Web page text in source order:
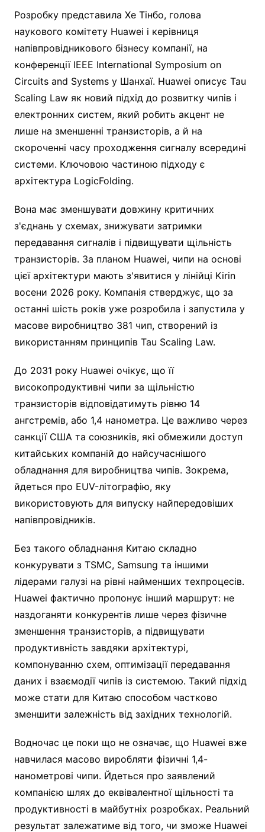
Розробку представила Хе Тінбо, голова
наукового комітету Huawei і керівниця
напівпровідникового бізнесу компанії, на
конференції IEEE International Symposium on
Circuits and Systems у Шанхаї. Huawei описує Tau
Scaling Law як новий підхід до розвитку чипів і
електронних систем, який робить акцент не
лише на зменшенні транзисторів, а й на
скороченні часу проходження сигналу всередині
системи. Ключовою частиною підходу є
архітектура LogicFolding.
Вона має зменшувати довжину критичних
з'єднань у схемах, знижувати затримки
передавання сигналів і підвищувати щільність
транзисторів. За планом Huawei, чипи на основі
цієї архітектури мають з'явитися у лінійці Kirin
восени 2026 року. Компанія стверджує, що за
останні шість років уже розробила і запустила у
масове виробництво 381 чип, створений із
використанням принципів Tau Scaling Law.
До 2031 року Huawei очікує, що її
високопродуктивні чипи за щільністю
транзисторів відповідатимуть рівню 14
ангстремів, або 1,4 нанометра. Це важливо через
санкції США та союзників, які обмежили доступ
китайських компаній до найсучаснішого
обладнання для виробництва чипів. Зокрема,
йдеться про EUV-літографію, яку
використовують для випуску найпередовіших
напівпровідників.
Без такого обладнання Китаю складно
конкурувати з TSMC, Samsung та іншими
лідерами галузі на рівні найменших техпроцесів.
Huawei фактично пропонує інший маршрут: не
наздоганяти конкурентів лише через фізичне
зменшення транзисторів, а підвищувати
продуктивність завдяки архітектурі,
компонуванню схем, оптимізації передавання
даних і взаємодії чипів із системою. Такий підхід
може стати для Китаю способом частково
зменшити залежність від західних технологій.
Водночас це поки що не означає, що Huawei вже
навчилася масово виробляти фізичні 1,4-
нанометрові чипи. Йдеться про заявлений
компанією шлях до еквівалентної щільності та
продуктивності в майбутніх розробках. Реальний
результат залежатиме від того, чи зможе Huawei